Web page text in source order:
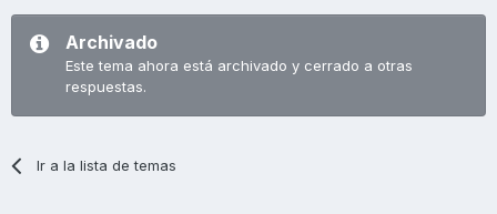
Archivado
Este tema ahora está archivado y cerrado a otras
respuestas.
Ir a la lista de temas